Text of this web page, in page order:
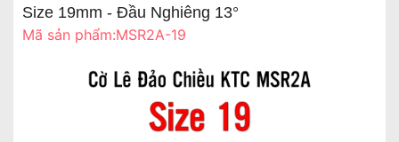
Size 19mm - Đầu Nghiêng 13°
Mã sản phẩm:MSR2A-19